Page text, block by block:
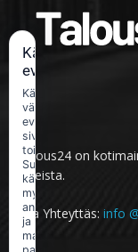
Talous24 on
aiheista.
Ota Yhteyttäs: info
Käytämme
evästeitä
Käytämme
välttämättömiä
evästeitä
sivuston
toimintaan.
Suostumuksellasi
käytämme
myös
analytiikka-
ja
markkinointievästeitä